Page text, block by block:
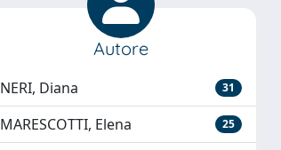
Autore
NERI, Diana 31
MARESCOTTI, Elena 25